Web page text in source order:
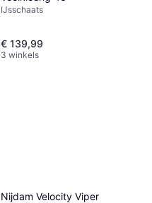
IJsschaats
€ 139,99
3 winkels
Nijdam Velocity Viper